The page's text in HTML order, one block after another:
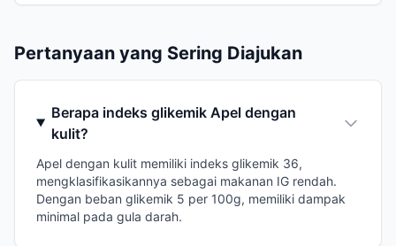
Pertanyaan yang Sering Diajukan
Berapa indeks glikemik Apel dengan
kulit?
Apel dengan kulit memiliki indeks glikemik 36,
mengklasifikasikannya sebagai makanan IG rendah.
Dengan beban glikemik 5 per 100g, memiliki dampak
minimal pada gula darah.